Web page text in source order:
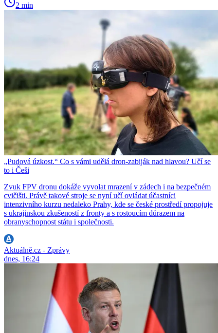
2 min
„Pudová úzkost.“ Co s vámi udělá dron-zabiják nad hlavou? Učí se
to i Češi
Zvuk FPV dronu dokáže vyvolat mrazení v zádech i na bezpečném
cvičišti. Právě takové stroje se nyní učí ovládat účastníci
intenzivního kurzu nedaleko Prahy, kde se české prostředí propojuje
s ukrajinskou zkušeností z fronty a s rostoucím důrazem na
obranyschopnost státu i společnosti.
Aktuálně.cz - Zprávy
dnes, 16:24